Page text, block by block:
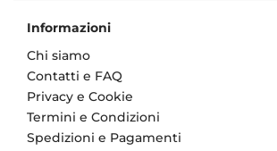
Informazioni
Chi siamo
Contatti e FAQ
Privacy e Cookie
Termini e Condizioni
Spedizioni e Pagamenti